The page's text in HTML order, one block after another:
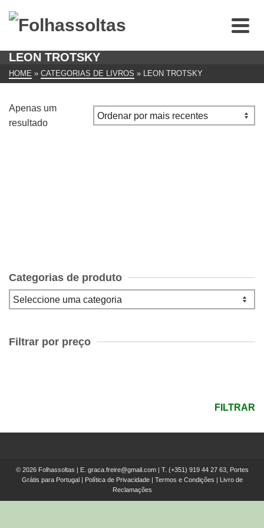
LEON TROTSKY
HOME » CATEGORIAS DE LIVROS » LEON TROTSKY
Apenas um
resultado
Categorias de produto
Filtrar por preço
FILTRAR
© 2026 Folhassoltas | E. graca.freire@gmail.com| T. (+351) 919 44 27 63, Portes
Grátis para Portugal
Política de Privacidade| Termos e Condições
Livro de
Reclamações